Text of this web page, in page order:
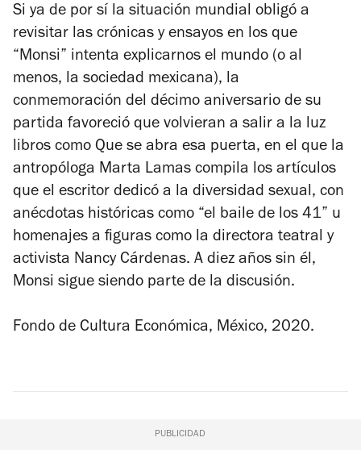
Si ya de por sí la situación mundial obligó a
revisitar las crónicas y ensayos en los que
“Monsi” intenta explicarnos el mundo (o al
menos, la sociedad mexicana), la
conmemoración del décimo aniversario de su
partida favoreció que volvieran a salir a la luz
libros como Que se abra esa puerta, en el que la
antropóloga Marta Lamas compila los artículos
que el escritor dedicó a la diversidad sexual, con
anécdotas históricas como “el baile de los 41” u
homenajes a figuras como la directora teatral y
activista Nancy Cárdenas. A diez años sin él,
Monsi sigue siendo parte de la discusión.
Fondo de Cultura Económica, México, 2020.
PUBLICIDAD